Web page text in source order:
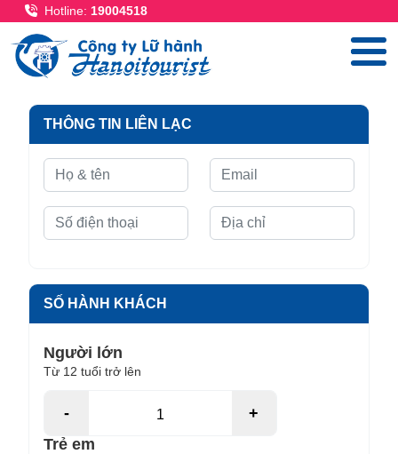
Hotline: 19004518
THÔNG TIN LIÊN LẠC
SỐ HÀNH KHÁCH
Người lớn
Từ 12 tuổi trở lên
-
+
Trẻ em